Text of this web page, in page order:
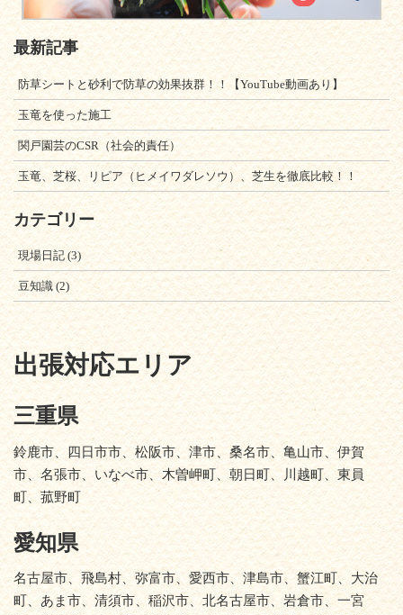
最新記事
防草シートと砂利で防草の効果抜群！！【YouTube動画あり】
玉竜を使った施工
関戸園芸のCSR（社会的責任）
玉竜、芝桜、リピア（ヒメイワダレソウ）、芝生を徹底比較！！
カテゴリー
現場日記 (3)
豆知識(2)
出張対応エリア
三重県
鈴鹿市、四日市市、松阪市、津市、桑名市、亀山市、伊賀
市、名張市、いなべ市、木曽岬町、朝日町、川越町、東員
町、菰野町
愛知県
名古屋市、飛島村、弥富市、愛西市、津島市、蟹江町、大治
町、あま市、清須市、稲沢市、北名古屋市、岩倉市、一宮